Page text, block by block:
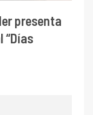
presenta
“Días